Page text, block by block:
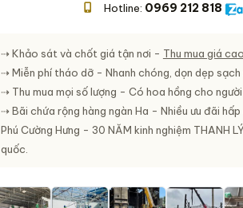
Hotline: 0969 212 818
⇢ Khảo sát và chốt giá tận nơi - Thu mua giá
⇢ Miễn phí tháo dỡ - Nhanh chóng, dọn dẹp sạch
⇢ Thu mua mọi số lượng - Có hoa hồng cho
⇢ Bãi chứa rộng hàng ngàn Ha - Nhiều ưu đãi hấp
Phú Cường Hưng - 30 NĂM kinh nghiệm THANH
quốc.